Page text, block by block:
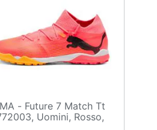
7 Match Tt
Uomini, Rosso,